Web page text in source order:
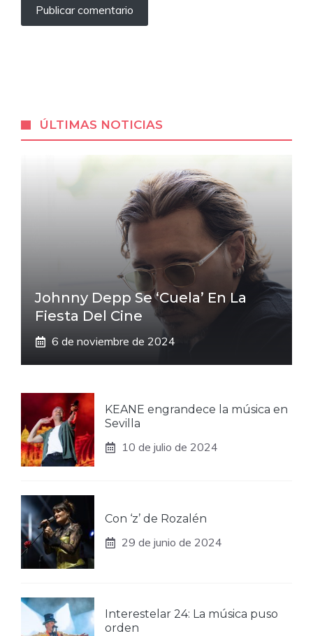
ÚLTIMAS NOTICIAS
Johnny Depp Se ‘cuela’ En La
Fiesta Del Cine
6 de noviembre de 2024
KEANE engrandece la música en
Sevilla
10 de julio de 2024
Con ‘z’ de Rozalén
29 de junio de 2024
Interestelar 24: La música puso
orden